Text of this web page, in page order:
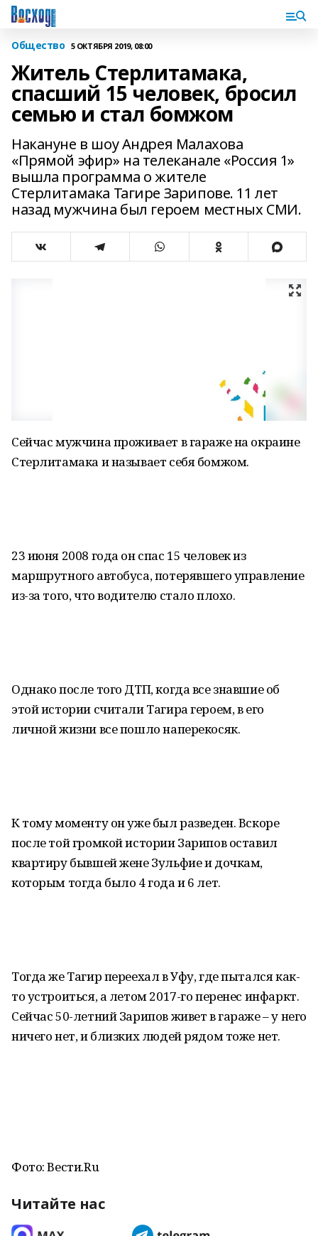
Общество 5 ОКТЯБРЯ 2019, 08:00
Житель Стерлитамака,
спасший 15 человек, бросил
семью и стал бомжом
Накануне в шоу Андрея Малахова
«Прямой эфир» на телеканале «Россия 1»
вышла программа о жителе
Стерлитамака Тагире Зарипове. 11 лет
назад мужчина был героем местных СМИ.
Сейчас мужчина проживает в гараже на окраине
Стерлитамака и называет себя бомжом.
23 июня 2008 года он спас 15 человек из
маршрутного автобуса, потерявшего управление
из-за того, что водителю стало плохо.
Однако после того ДТП, когда все знавшие об
этой истории считали Тагира героем, в его
личной жизни все пошло наперекосяк.
К тому моменту он уже был разведен. Вскоре
после той громкой истории Зарипов оставил
квартиру бывшей жене Зульфие и дочкам,
которым тогда было 4 года и 6 лет.
Тогда же Тагир переехал в Уфу, где пытался как-
то устроиться, а летом 2017-го перенес инфаркт.
Сейчас 50-летний Зарипов живет в гараже – у него
ничего нет, и близких людей рядом тоже нет.
Фото: Вести.Ru
Читайте нас